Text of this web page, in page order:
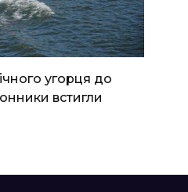
угорця до
встигли